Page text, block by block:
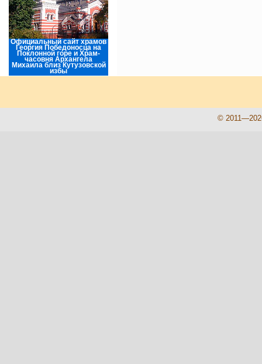
Официальный сайт храмов
Георгия Победоносца на
Поклонной горе и Храм-
часовня Архангела
Михаила близ Кутузовской
избы
©